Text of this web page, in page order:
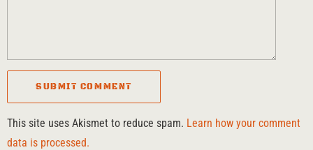
This site uses Akismet to reduce spam. Learn how your comment
data is processed.